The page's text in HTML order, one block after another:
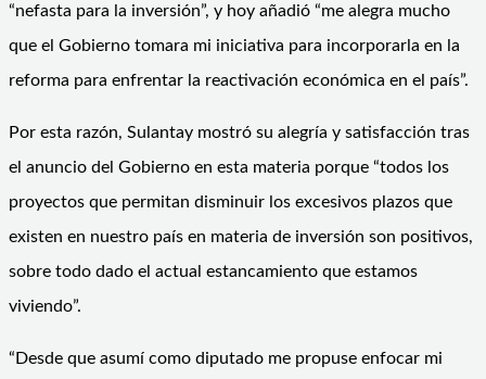
“nefasta para la inversión”, y hoy añadió “me alegra mucho
que el Gobierno tomara mi iniciativa para incorporarla en la
reforma para enfrentar la reactivación económica en el país”.
Por esta razón, Sulantay mostró su alegría y satisfacción tras
el anuncio del Gobierno en esta materia porque “todos los
proyectos que permitan disminuir los excesivos plazos que
existen en nuestro país en materia de inversión son positivos,
sobre todo dado el actual estancamiento que estamos
viviendo”.
“Desde que asumí como diputado me propuse enfocar mi